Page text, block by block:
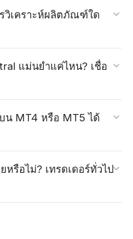
วิเคราะห์ผลิตภัณฑ์ใด
แม่นยำแค่ไหน? เชื่อ
น MT4 หรือ MT5 ได้
หรือไม่? เทรดเดอร์ทั่วไป